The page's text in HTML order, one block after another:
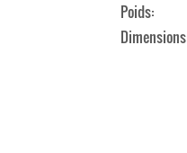
Poids
Dimensions